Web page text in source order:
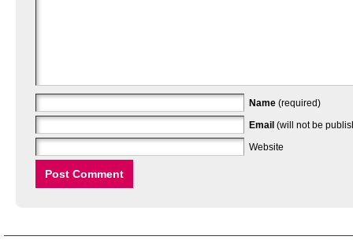
Name (required)
Email (will not be
Website